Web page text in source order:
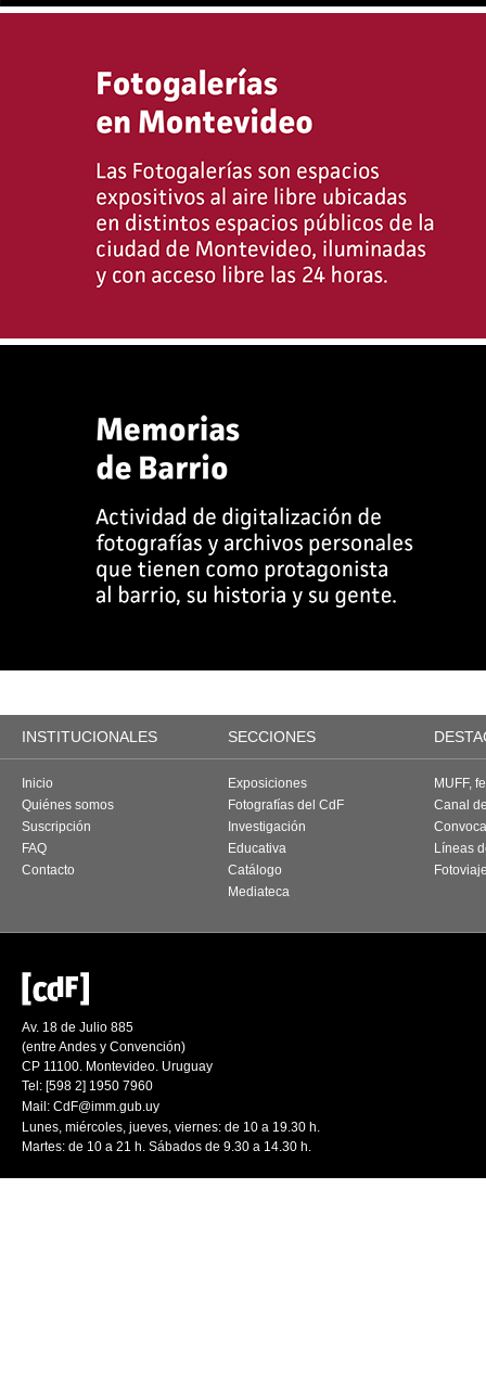
INSTITUCIONALES SECCIONES
Inicio
Quiénes somos
Suscripción
FAQ
Contacto
Exposiciones
Fotografías del CdF
Investigación
Educativa
Catálogo
Mediateca
MUFF,
Canal
Líneas
Av. 18 de Julio 885
(entre Andes y Convención)
CP 11100. Montevideo. Uruguay
Tel: [598 2] 1950 7960
Mail: CdF@imm.gub.uy
Lunes, miércoles, jueves, viernes: de 10 a 19.30 h.
Martes: de 10 a 21 h. Sábados de 9.30 a 14.30 h.